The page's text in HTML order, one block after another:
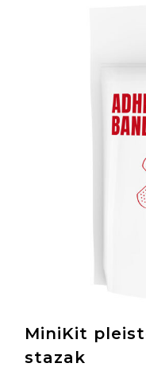
MiniKit
stazak